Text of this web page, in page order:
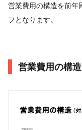
営業費用の構造を前年
フとなります。
営業費用の構